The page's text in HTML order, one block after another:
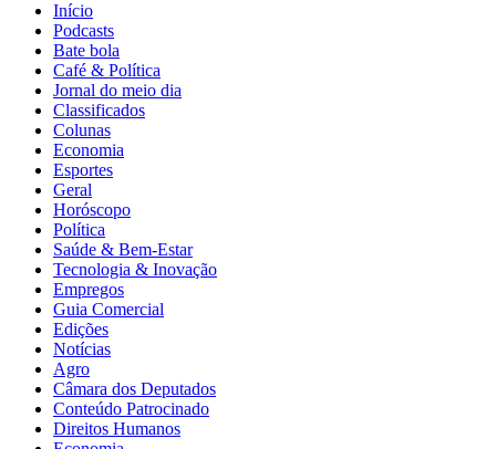
Início
Podcasts
Bate bola
Café & Política
Jornal do meio dia
Classificados
Colunas
Economia
Esportes
Geral
Horóscopo
Política
Saúde & Bem-Estar
Tecnologia & Inovação
Empregos
Guia Comercial
Edições
Notícias
Agro
Câmara dos Deputados
Conteúdo Patrocinado
Direitos Humanos